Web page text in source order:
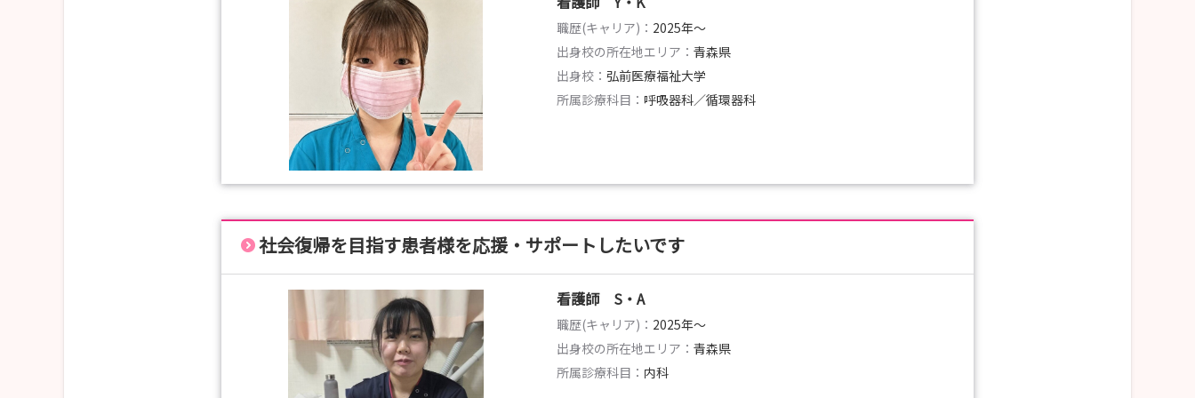
職歴(キャリア)： 2025年〜
出身校の所在地エリア： 青森県
出身校： 弘前医療福祉大学
所属診療科目： 呼吸器科／循環器科
社会復帰を目指す患者様を応援・サポートしたいです
看護師 S・A
職歴(キャリア)： 2025年〜
出身校の所在地エリア： 青森県
所属診療科目： 内科